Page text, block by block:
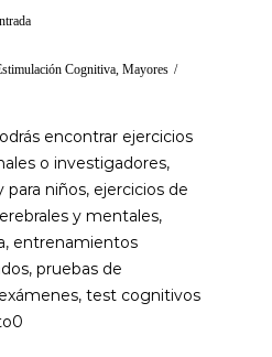
Cognitiva Mayores /
encontrar ejercicios
o investigadores,
niños, ejercicios de
y mentales,
entrenamientos
pruebas de
test cognitivos